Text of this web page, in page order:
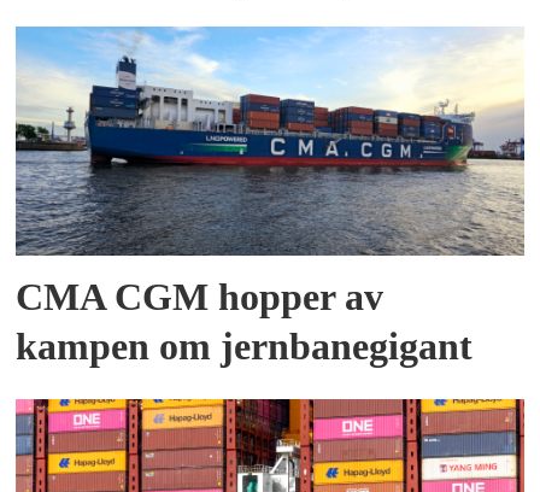
CMA CGM hopper av
kampen om jernbanegigant